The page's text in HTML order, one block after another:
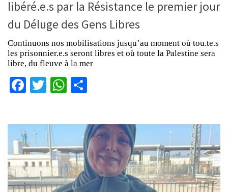
libéré.e.s par la Résistance le premier jour
du Déluge des Gens Libres
Continuons nos mobilisations jusqu’au moment où tou.te.s
les prisonnier.e.s seront libres et où toute la Palestine sera
libre, du fleuve à la mer
Facebook
TwitterWhatsApp